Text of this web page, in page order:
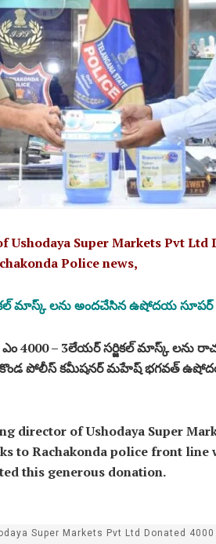
Super Markets Pvt Ltd
Police news,
మాస్క్ లను అందచేసిన ఉషోదయ
4000 – 3లేయర్ సర్జికల్ మాస్క్ లను
పోలీస్ కమీషనర్ మహేష్ భగవత్
director of Ushodaya Super
to Rachakonda police front line
this generous donation.
Super Markets Pvt Ltd Donated